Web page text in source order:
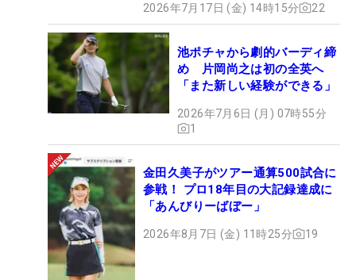
2026年7月17日 (金) 14時15分 22
池ポチャから劇的バーディ締
め 片岡尚之は初の全英へ
「また新しい経験ができる」
2026年7月6日 (月) 07時55分
1
金田久美子がツアー通算500試合に
参戦！ プロ18年目の大記録達成に
「あんびりーばぼー」
2026年8月7日 (金) 11時25分 19